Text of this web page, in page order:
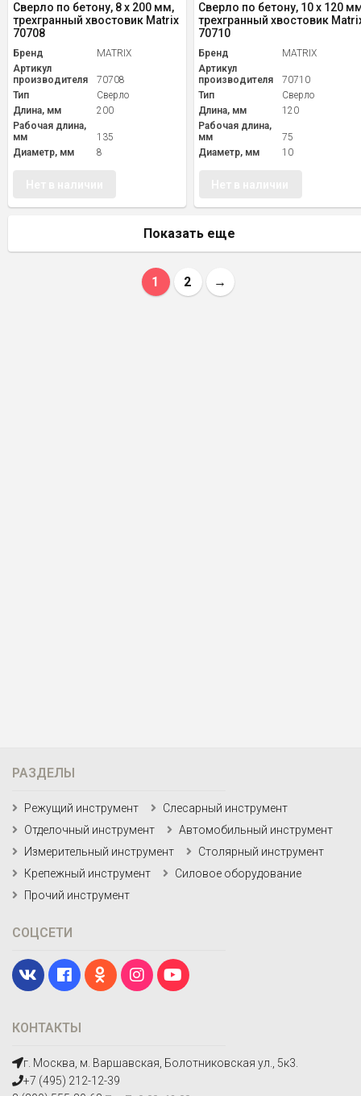
Сверло по бетону, 8 х 200 мм,
трехгранный хвостовик Matrix
70708
Бренд
MATRIX
Артикул
производителя
70708
Тип
Сверло
Длина, мм
200
Рабочая длина,
мм
135
Диаметр, мм
8
Сверло по бетону, 10 х 120
трехгранный хвостовик
70710
Бренд
MATRIX
Артикул
производителя
70710
Тип
Сверло
Длина, мм
120
Рабочая длина,
мм
75
Диаметр, мм
10
Показать еще
1 2 →
КОНТАКТЫ
г. Москва, м. Варшавская, Болотниковская ул., 5к3.
+7 (495) 212-12-39
РАЗДЕЛЫ
Режущий инструмент
Слесарный инструмент
Отделочный инструмент
Автомобильный инструмент
Измерительный инструмент
Столярный инструмент
Крепежный инструмент
Силовое оборудование
Прочий инструмент
СОЦСЕТИ